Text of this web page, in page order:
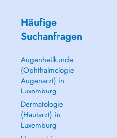
Häufige
Suchanfragen
Augenheilkunde
(Ophthalmologie -
Augenarzt) in
Luxemburg
Dermatologie
(Hautarzt) in
Luxemburg